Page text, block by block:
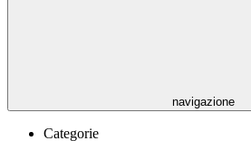
navigazione
Categorie